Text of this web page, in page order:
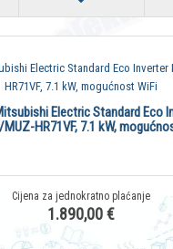
Electric Standard Eco
MUZ-HR71VF, 7.1 kW,
1.890,00 €